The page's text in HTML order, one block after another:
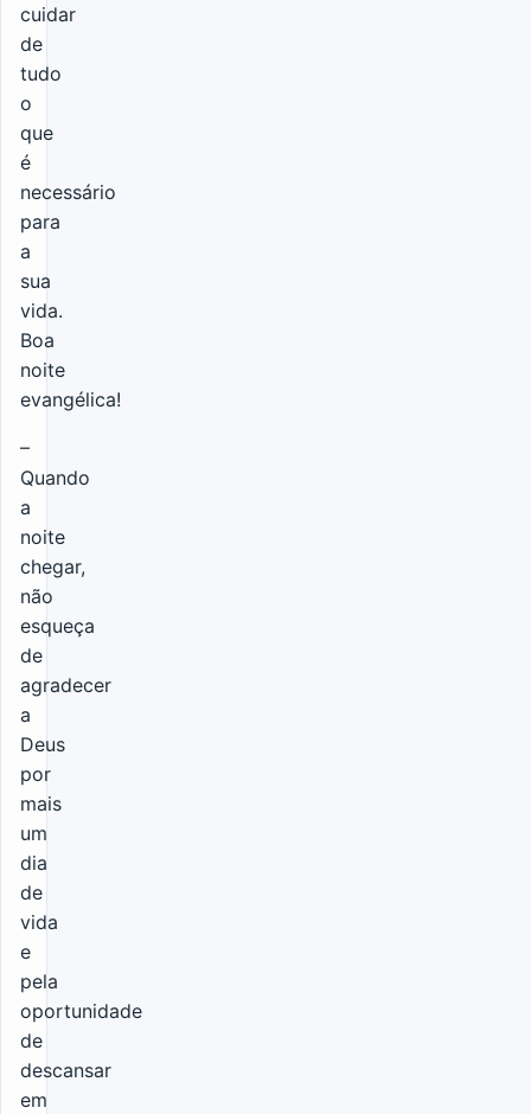
cuidar
de
tudo
o
que
é
necessário
para
a
sua
vida.
Boa
noite
evangélica!
–
Quando
a
noite
chegar,
não
esqueça
de
agradecer
a
Deus
por
mais
um
dia
de
vida
e
pela
oportunidade
de
descansar
em